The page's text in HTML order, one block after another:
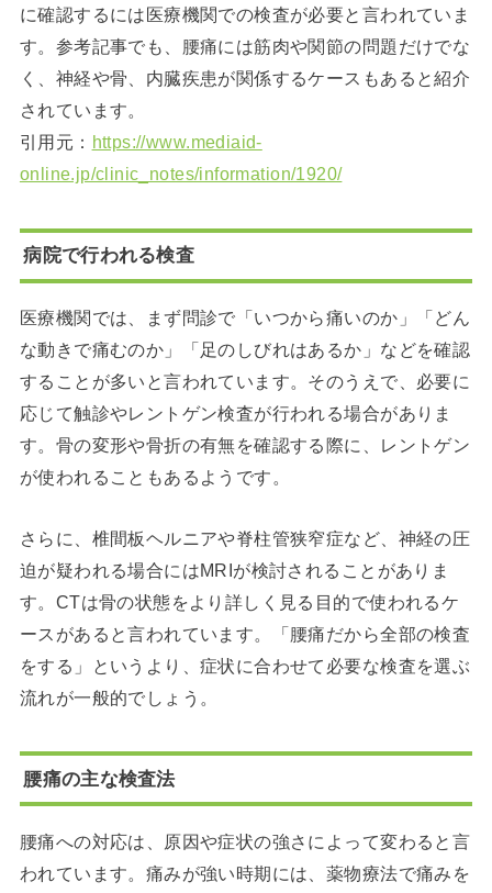
に確認するには医療機関での検査が必要と言われていま
す。参考記事でも、腰痛には筋肉や関節の問題だけでな
く、神経や骨、内臓疾患が関係するケースもあると紹介
されています。
引用元： https://www.mediaid-
online.jp/clinic_notes/information/1920/
病院で行われる検査
医療機関では、まず問診で「いつから痛いのか」「どん
な動きで痛むのか」「足のしびれはあるか」などを確認
することが多いと言われています。そのうえで、必要に
応じて触診やレントゲン検査が行われる場合がありま
す。骨の変形や骨折の有無を確認する際に、レントゲン
が使われることもあるようです。
さらに、椎間板ヘルニアや脊柱管狭窄症など、神経の圧
迫が疑われる場合にはMRIが検討されることがありま
す。CTは骨の状態をより詳しく見る目的で使われるケ
ースがあると言われています。「腰痛だから全部の検査
をする」というより、症状に合わせて必要な検査を選ぶ
流れが一般的でしょう。
腰痛の主な検査法
腰痛への対応は、原因や症状の強さによって変わると言
われています。痛みが強い時期には、薬物療法で痛みを